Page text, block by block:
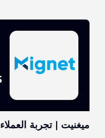
ميغنيت | تجربة العملاء